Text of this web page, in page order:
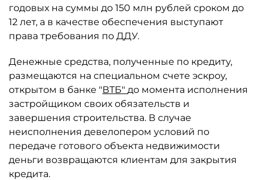
годовых на суммы до 150 млн рублей сроком до
12 лет, а в качестве обеспечения выступают
права требования по ДДУ.
Денежные средства, полученные по кредиту,
размещаются на специальном счете эскроу,
открытом в банке "ВТБ" до момента исполнения
застройщиком своих обязательств и
завершения строительства. В случае
неисполнения девелопером условий по
передаче готового объекта недвижимости
деньги возвращаются клиентам для закрытия
кредита.